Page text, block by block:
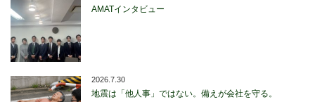
AMATインタビュー
2026.7.30
地震は「他人事」ではない。備えが会社を守る。